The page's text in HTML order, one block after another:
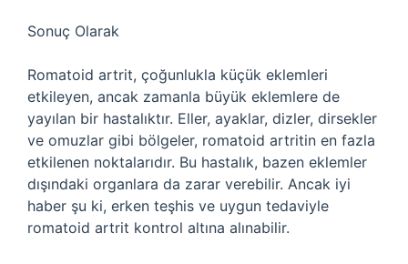
Sonuç Olarak
Romatoid artrit, çoğunlukla küçük eklemleri
etkileyen, ancak zamanla büyük eklemlere de
yayılan bir hastalıktır. Eller, ayaklar, dizler, dirsekler
ve omuzlar gibi bölgeler, romatoid artritin en fazla
etkilenen noktalarıdır. Bu hastalık, bazen eklemler
dışındaki organlara da zarar verebilir. Ancak iyi
haber şu ki, erken teşhis ve uygun tedaviyle
romatoid artrit kontrol altına alınabilir.